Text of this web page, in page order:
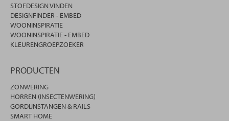
STOFDESIGN VINDEN
DESIGNFINDER - EMBED
WOONINSPIRATIE
WOONINSPIRATIE - EMBED
KLEURENGROEPZOEKER
PRODUCTEN
ZONWERING
HORREN (INSECTENWERING)
GORDIJNSTANGEN & RAILS
SMART HOME